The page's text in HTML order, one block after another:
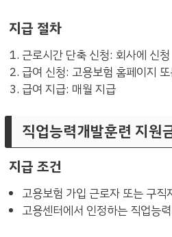
지급 절차
근로시간 단축 신청: 회사에 신청
급여 신청: 고용보험 홈페이지
급여 지급: 매월 지급
직업능력개발훈련 지원
지급 조건
고용보험 가입 근로자 또는 구직
고용센터에서 인정하는 직업능